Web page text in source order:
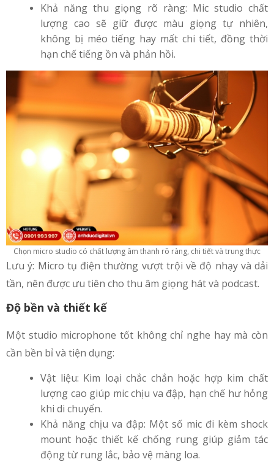
Khả năng thu giọng rõ ràng: Mic studio chất
lượng cao sẽ giữ được màu giọng tự nhiên,
không bị méo tiếng hay mất chi tiết, đồng thời
hạn chế tiếng ồn và phản hồi.
Chọn micro studio có chất lượng âm thanh rõ ràng, chi tiết và trung thực
Lưu ý: Micro tụ điện thường vượt trội về độ nhạy và dải
tần, nên được ưu tiên cho thu âm giọng hát và podcast.
Độ bền và thiết kế
Một studio microphone​ tốt không chỉ nghe hay mà còn
cần bền bỉ và tiện dụng:
Vật liệu: Kim loại chắc chắn hoặc hợp kim chất
lượng cao giúp mic chịu va đập, hạn chế hư hỏng
khi di chuyển.
Khả năng chịu va đập: Một số mic đi kèm shock
mount hoặc thiết kế chống rung giúp giảm tác
động từ rung lắc, bảo vệ màng loa.